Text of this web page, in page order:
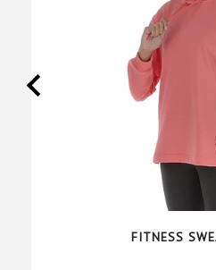
FITNESS